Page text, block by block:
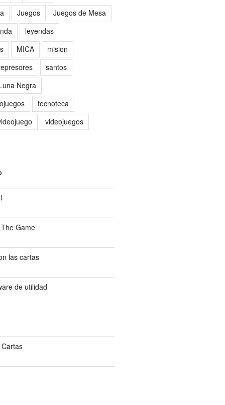
Juegos
Juegos de Mesa
leyendas
MICA
mision
santos
Negra
tecnoteca
videojuegos
Game
las cartas
de utilidad